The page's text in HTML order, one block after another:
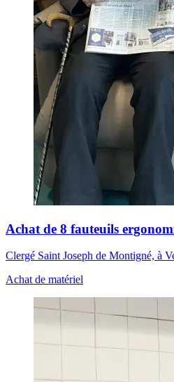
Achat de 8 fauteuils
Clergé Saint Joseph de Montigné, à
Achat de matériel